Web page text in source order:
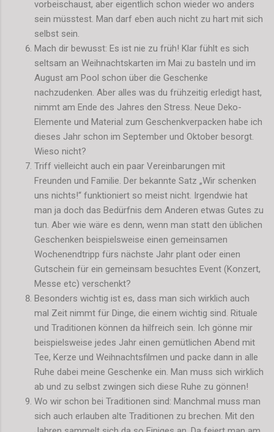
vorbeischaust, aber eigentlich schon wieder wo anders
sein müsstest. Man darf eben auch nicht zu hart mit sich
selbst sein.
Mach dir bewusst: Es ist nie zu früh! Klar fühlt es sich
seltsam an Weihnachtskarten im Mai zu basteln und im
August am Pool schon über die Geschenke
nachzudenken. Aber alles was du frühzeitig erledigt hast,
nimmt am Ende des Jahres den Stress. Neue Deko-
Elemente und Material zum Geschenkverpacken habe ich
dieses Jahr schon im September und Oktober besorgt.
Wieso nicht?
Triff vielleicht auch ein paar Vereinbarungen mit
Freunden und Familie. Der bekannte Satz „Wir schenken
uns nichts!“ funktioniert so meist nicht. Irgendwie hat
man ja doch das Bedürfnis dem Anderen etwas Gutes zu
tun. Aber wie wäre es denn, wenn man statt den üblichen
Geschenken beispielsweise einen gemeinsamen
Wochenendtripp fürs nächste Jahr plant oder einen
Gutschein für ein gemeinsam besuchtes Event (Konzert,
Messe etc) verschenkt?
Besonders wichtig ist es, dass man sich wirklich auch
mal Zeit nimmt für Dinge, die einem wichtig sind. Rituale
und Traditionen können da hilfreich sein. Ich gönne mir
beispielsweise jedes Jahr einen gemütlichen Abend mit
Tee, Kerze und Weihnachtsfilmen und packe dann in alle
Ruhe dabei meine Geschenke ein. Man muss sich wirklich
ab und zu selbst zwingen sich diese Ruhe zu gönnen!
Wo wir schon bei Traditionen sind: Manchmal muss man
sich auch erlauben alte Traditionen zu brechen. Mit den